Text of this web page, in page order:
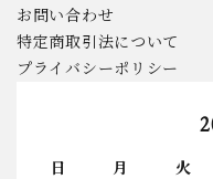
お問い合わせ
特定商取引法について
プライバシーポリシー
日 月 火